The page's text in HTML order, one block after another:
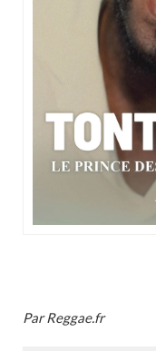
Par Reggae.fr